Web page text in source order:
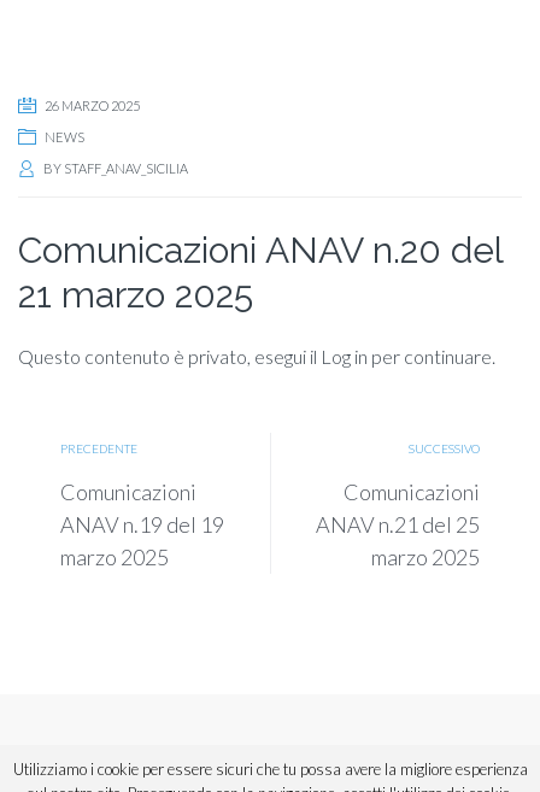
26 MARZO 2025
NEWS
BY STAFF_ANAV_SICILIA
Comunicazioni ANAV n.20 del
21 marzo 2025
Questo contenuto è privato, esegui il Log in per continuare.
PRECEDENTE
Comunicazioni
ANAV n.19 del 19
marzo 2025
SUCCESSIVO
Comunicazioni
ANAV n.21 del 25
marzo 2025
Powered byUrios,divisione di Informatica Commerciale Spa.
Utilizziamo i cookie per essere sicuri che tu possa avere la migliore esperienza